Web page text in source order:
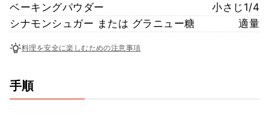
ベーキングパウダー
小さじ1/4
シナモンシュガー または グラニュー糖
適量
料理を安全に楽しむための注意事項
手順